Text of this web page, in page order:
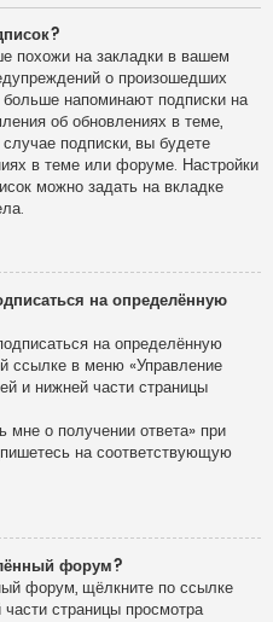
похожи на закладки в вашем
о произошедших
напоминают подписки на
об обновлениях в теме,
подписки, вы будете
в теме или форуме. Настройки
можно задать на вкладке
на определённую
на определённую
ссылке в меню «Управление
и нижней части страницы
мне о получении ответа» при
на соответствующую
форум?
форум, щёлкните по ссылке
страницы просмотра